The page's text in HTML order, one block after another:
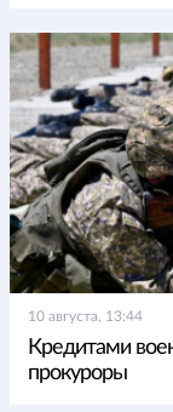
10 августа, 13:44
Кредитами
прокуроры